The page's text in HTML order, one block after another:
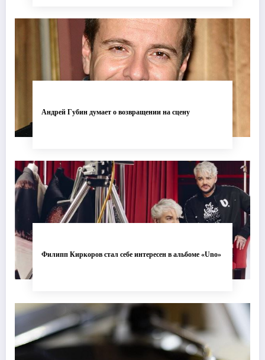
Андрей Губин думает о возвращении на сцену
Филипп Киркоров стал себе интересен в альбоме «Uno»